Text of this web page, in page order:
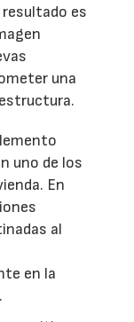
es
una
uno de los
En
al
en la